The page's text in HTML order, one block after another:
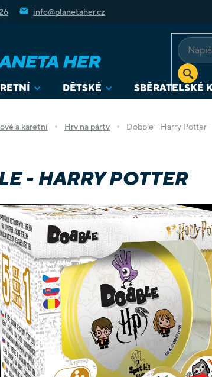
info@planetaher.cz
DĚTSKÉ SBĚRATELSKÉ
a karetní Hry na párty Dobble - Harry Potter
- HARRY POTTER